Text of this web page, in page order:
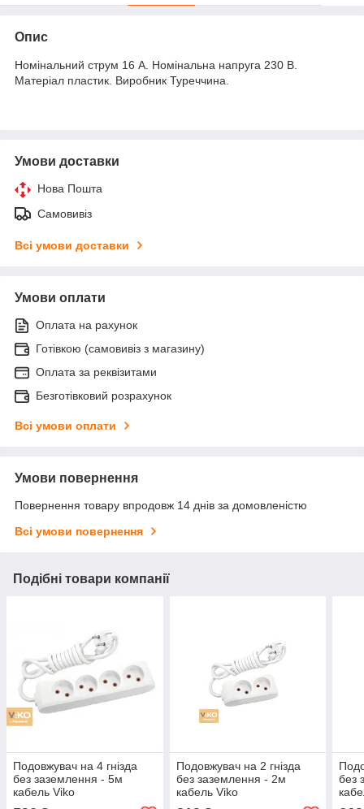
Опис
Номінальний струм 16 А. Номінальна напруга 230 В.
Матеріал пластик. Виробник Туреччина.
Умови доставки
Нова Пошта
Самовивіз
Всі умови доставки
Умови оплати
Оплата на рахунок
Готівкою (самовивіз з магазину)
Оплата за реквізитами
Безготівковий розрахунок
Всі умови оплати
Умови повернення
Повернення товару впродовж 14 днів за домовленістю
Всі умови повернення
Подібні товари компанії
Подовжувач на 4 гнізда
без заземлення - 5м
кабель Viko
Подовжувач на 2 гнізда
без заземлення - 2м
кабель Viko
без